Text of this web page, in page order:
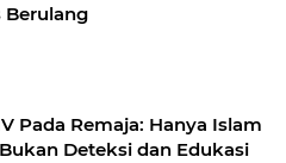
Berulang
Pada Remaja: Hanya Islam
Deteksi dan Edukasi